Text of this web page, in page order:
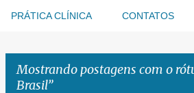
PRÁTICA CLÍNICA CONTATOS
Mostrando postagens com o
Brasil